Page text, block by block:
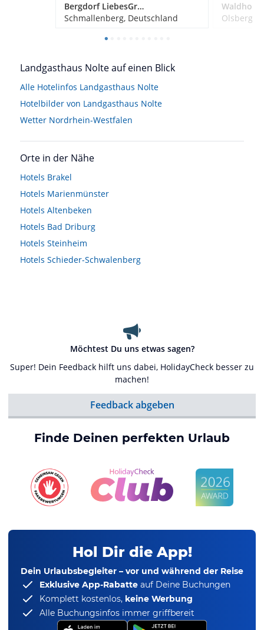
Bergdorf LiebesGrün
Schmallenberg, Deutschland
Olsberg,
Landgasthaus Nolte auf einen Blick
Alle Hotelinfos Landgasthaus Nolte
Hotelbilder von Landgasthaus Nolte
Wetter Nordrhein-Westfalen
Orte in der Nähe
Hotels Brakel
Hotels Marienmünster
Hotels Altenbeken
Hotels Bad Driburg
Hotels Steinheim
Hotels Schieder-Schwalenberg
Möchtest Du uns etwas sagen?
Super! Dein Feedback hilft uns dabei, HolidayCheck besser zu
machen!
Feedback abgeben
Finde Deinen perfekten Urlaub
Hol Dir die App!
Dein Urlaubsbegleiter – vor und während der Reise
Exklusive App-Rabatte auf Deine Buchungen
Komplett kostenlos, keine Werbung
Alle Buchungsinfos immer griffbereit